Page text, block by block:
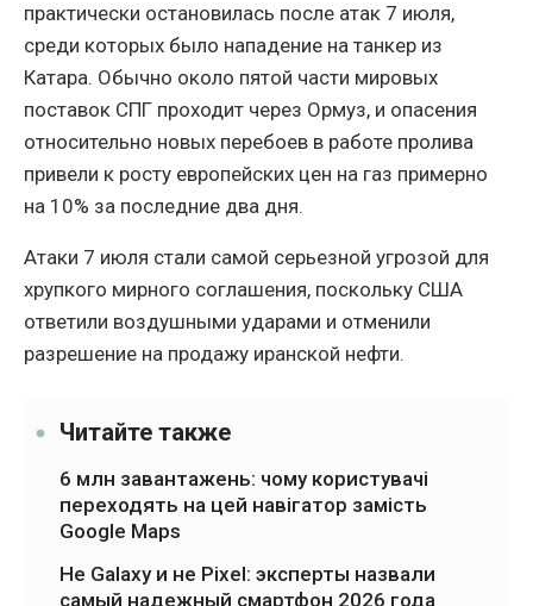
практически остановилась после атак 7 июля,
среди которых было нападение на танкер из
Катара. Обычно около пятой части мировых
поставок СПГ проходит через Ормуз, и опасения
относительно новых перебоев в работе пролива
привели к росту европейских цен на газ примерно
на 10% за последние два дня.
Атаки 7 июля стали самой серьезной угрозой для
хрупкого мирного соглашения, поскольку США
ответили воздушными ударами и отменили
разрешение на продажу иранской нефти.
Читайте также
6 млн завантажень: чому користувачі
переходять на цей навігатор замість
Google Maps
Не Galaxy и не Pixel: эксперты назвали
самый надежный смартфон 2026 года